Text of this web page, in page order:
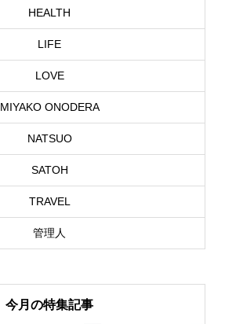
HEALTH
LIFE
LOVE
MIYAKO ONODERA
NATSUO
SATOH
TRAVEL
管理人
今月の特集記事